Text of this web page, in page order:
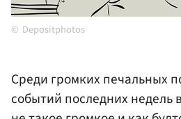
Depositphotos
Среди громких печальных
событий последних недель